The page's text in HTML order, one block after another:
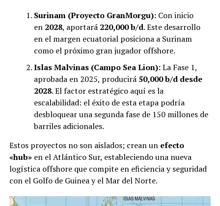
Surinam (Proyecto GranMorgu):Con inicio
en 2028, aportará 220,000 b/d. Este desarrollo
en el margen ecuatorial posiciona a Surinam
como el próximo gran jugador offshore.
Islas Malvinas (Campo Sea Lion):La Fase 1,
aprobada en 2025, producirá 50,000 b/d desde
2028. El factor estratégico aquí es la
escalabilidad: el éxito de esta etapa podría
desbloquear una segunda fase de 150 millones de
barriles adicionales.
Estos proyectos no son aislados; crean un efecto
«hub»en el Atlántico Sur, estableciendo una nueva
logística offshore que compite en eficiencia y seguridad
con el Golfo de Guinea y el Mar del Norte.